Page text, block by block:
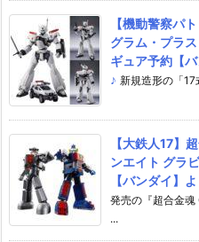
【機動警察パ
グラム・プラ
ギュア予約【
♪ 新規造形の「
【大鉄人17】
ンエイト グラ
【バンダイ】
発売の『超合金
...